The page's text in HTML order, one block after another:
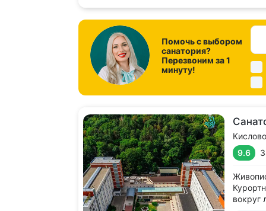
Помочь с выбором
санатория?
Перезвоним за 1
минуту!
9.6
вокруг